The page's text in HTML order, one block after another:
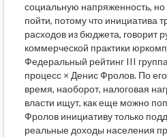
социальную напряженность, но
пойти, потому что инициатива
расходов из бюджета, говорит
коммерческой практики
Федеральный рейтинг III
процесс × Денис Фролов. По
время, наоборот, налоговая
власти ищут, как еще можно
Фролов инициативу только
реальные доходы населения